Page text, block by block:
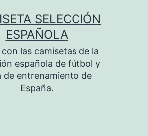
SELECCIÓN
ESPAÑOLA
las camisetas de la
española de fútbol y
de entrenamiento de
España.